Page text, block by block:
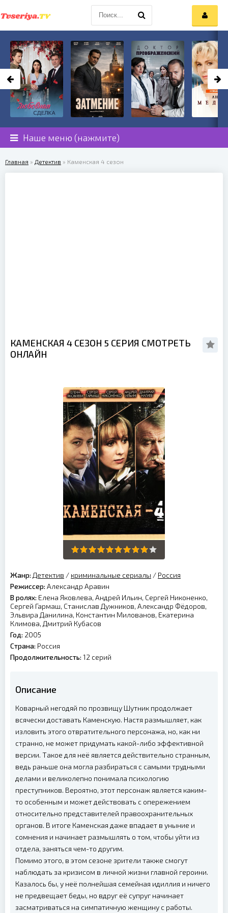
Наше меню (нажмите)
Главная » Детектив » Каменская 4 сезон
КАМЕНСКАЯ 4 СЕЗОН 5 СЕРИЯ СМОТРЕТЬ
ОНЛАЙН
Жанр: Детектив / криминальные сериалы / Россия
Режиссер: Александр Аравин
В ролях: Елена Яковлева, Андрей Ильин, Сергей Никоненко,
Сергей Гармаш, Станислав Дужников, Александр Фёдоров,
Эльвира Данилина, Константин Милованов, Екатерина
Климова, Дмитрий Кубасов
Год: 2005
Страна: Россия
Продолжительность: 12 серий
Описание
Коварный негодяй по прозвищу Шутник продолжает
всячески доставать Каменскую. Настя размышляет, как
изловить этого отвратительного персонажа, но, как ни
странно, не может придумать какой-либо эффективной
версии. Такое для неё является действительно странным,
ведь раньше она могла разбираться с самыми трудными
делами и великолепно понимала психологию
преступников. Вероятно, этот персонаж является каким-
то особенным и может действовать с опережением
относительно представителей правоохранительных
органов. В итоге Каменская даже впадает в уныние и
сомнения и начинает размышлять о том, чтобы уйти из
отдела, заняться чем-то другим.
Помимо этого, в этом сезоне зрители также смогут
наблюдать за кризисом в личной жизни главной героини.
Казалось бы, у неё полнейшая семейная идиллия и ничего
не предвещает беды, но вдруг её супруг начинает
засматриваться на симпатичную женщину с работы.